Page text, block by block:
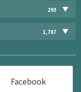
293
1,787
Facebook